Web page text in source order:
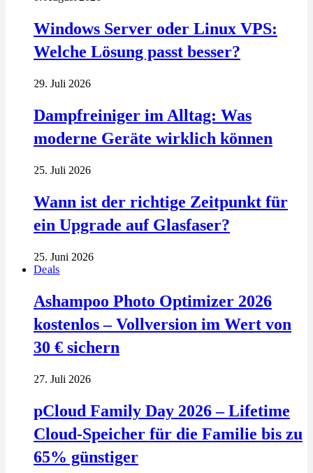
Windows Server oder Linux VPS:
Welche Lösung passt besser?
29. Juli 2026
Dampfreiniger im Alltag: Was
moderne Geräte wirklich können
25. Juli 2026
Wann ist der richtige Zeitpunkt für
ein Upgrade auf Glasfaser?
25. Juni 2026
Deals
Ashampoo Photo Optimizer 2026
kostenlos – Vollversion im Wert von
30 € sichern
27. Juli 2026
pCloud Family Day 2026 – Lifetime
Cloud-Speicher für die Familie bis zu
65% günstiger